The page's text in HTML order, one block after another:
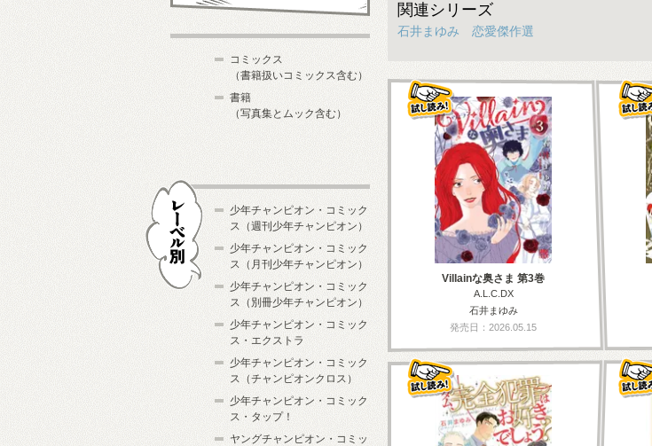
関連シリーズ
石井まゆみ 恋愛傑作選
Villainな奥さま 第3巻
A.L.C.DX
石井まゆみ
発売日：2026.05.15
コミックス
（書籍扱いコミックス含む）
書籍
（写真集とムック含む）
少年チャンピオン・コミック
ス（週刊少年チャンピオン）
少年チャンピオン・コミック
ス（月刊少年チャンピオン）
少年チャンピオン・コミック
ス（別冊少年チャンピオン）
少年チャンピオン・コミック
ス・エクストラ
少年チャンピオン・コミック
ス（チャンピオンクロス）
少年チャンピオン・コミック
ス・タップ！
ヤングチャンピオン・コミッ